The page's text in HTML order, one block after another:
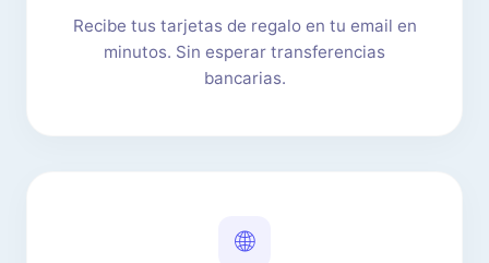
Recibe tus tarjetas de regalo en tu email en
minutos. Sin esperar transferencias
bancarias.
🌐